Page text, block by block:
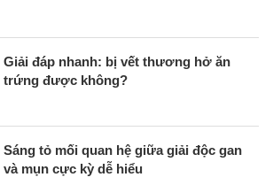
Giải đáp nhanh: bị vết thương hở ăn
trứng được không?
Sáng tỏ mối quan hệ giữa giải độc gan
và mụn cực kỳ dễ hiểu